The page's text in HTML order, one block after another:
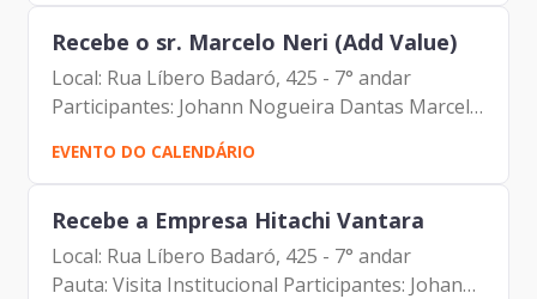
Santana da Silva Lucas...
Recebe o sr. Marcelo Neri (Add Value)
Local: Rua Líbero Badaró, 425 - 7° andar
Participantes: Johann Nogueira Dantas Marcelo
EVENTO DO CALENDÁRIO
Recebe a Empresa Hitachi Vantara
Local: Rua Líbero Badaró, 425 - 7° andar
Pauta: Visita Institucional Participantes: Johann